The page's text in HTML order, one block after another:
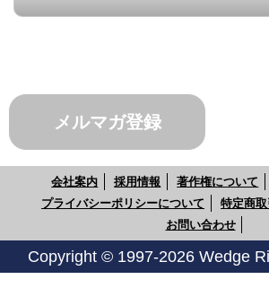
メルマガ登録
会社案内 採用情報 著作権について
プライバシーポリシーについて
特定商
お問い合わせ
Copyright © 1997-2026 Wedge